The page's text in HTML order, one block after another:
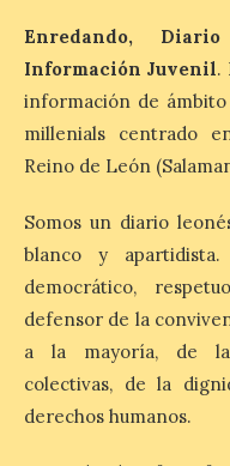
Zamora, Palencia
provincias con menos
1% de los alojamientos
esas […]
El eclipse
de reservas
precios
según
7 Ago 2026
del
mayor
Enredando,
Información Juvenil.
información de
millenials centrado
Reino de León
Somos un diario
blanco y
democrático,
defensor de la
a la mayoría, de
colectivas, de la
derechos humanos.